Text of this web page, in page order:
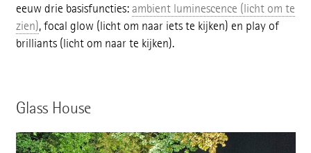
eeuw drie basisfuncties:ambient luminescence (licht om te
zien), focal glow (licht om naar iets te kijken) en play of
brilliants (licht om naar te kijken).
Glass House